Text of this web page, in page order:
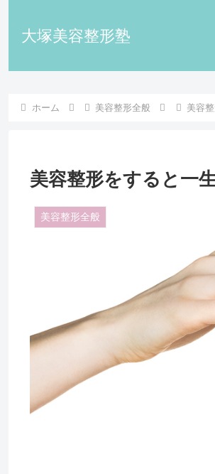
大塚美容整形塾
ホーム 美容整形全般 美容
美容整形をすると一
美容整形全般